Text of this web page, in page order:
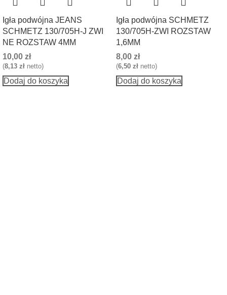
Igła podwójna JEANS
SCHMETZ 130/705H-J ZWI
NE ROZSTAW 4MM
10,00 zł
(8,13 zł netto)
Dodaj do koszyka
Igła podwójna SCHMETZ
130/705H-ZWI ROZSTAW
1,6MM
8,00 zł
(6,50 zł netto)
Dodaj do koszyka